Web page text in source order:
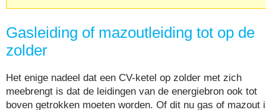
Gasleiding of mazoutleiding tot op de
zolder
Het enige nadeel dat een CV-ketel op zolder met zich
meebrengt is dat de leidingen van de energiebron ook tot
boven getrokken moeten worden. Of dit nu gas of mazout